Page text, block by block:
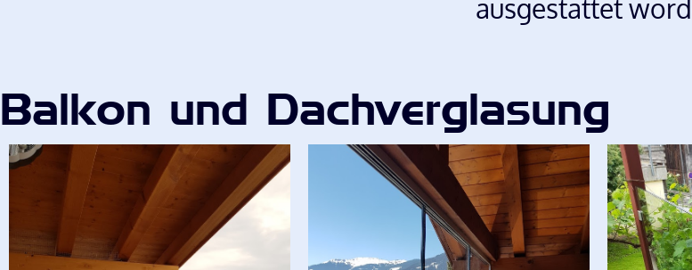
ausgestattet
Balkon und Dachverglasung